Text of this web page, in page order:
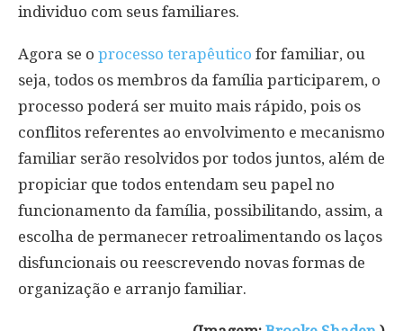
individuo com seus familiares.
Agora se o processo terapêutico for familiar, ou
seja, todos os membros da família participarem, o
processo poderá ser muito mais rápido, pois os
conflitos referentes ao envolvimento e mecanismo
familiar serão resolvidos por todos juntos, além de
propiciar que todos entendam seu papel no
funcionamento da família, possibilitando, assim, a
escolha de permanecer retroalimentando os laços
disfuncionais ou reescrevendo novas formas de
organização e arranjo familiar.